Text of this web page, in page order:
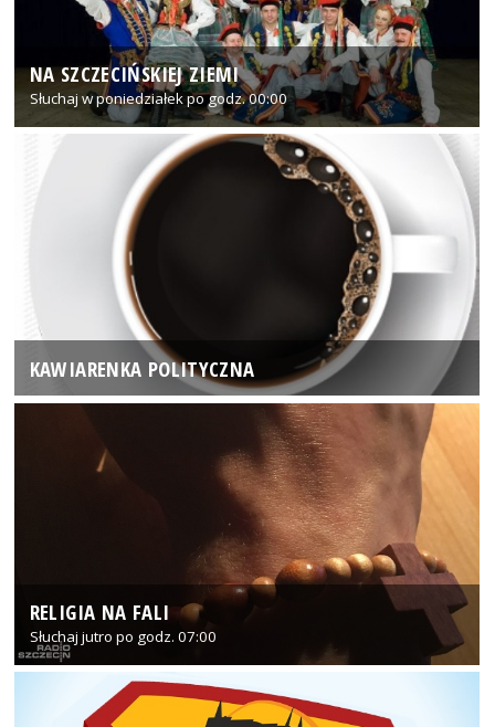
NA SZCZECIŃSKIEJ ZIEMI
Słuchaj w poniedziałek po godz. 00:00
KAWIARENKA POLITYCZNA
RELIGIA NA FALI
Słuchaj jutro po godz. 07:00